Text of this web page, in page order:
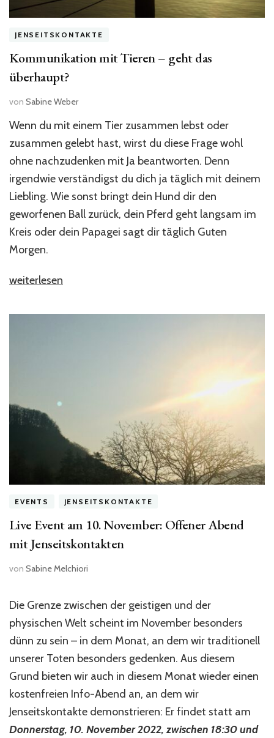
JENSEITSKONTAKTE
Kommunikation mit Tieren – geht das
überhaupt?
von Sabine Weber
Wenn du mit einem Tier zusammen lebst oder
zusammen gelebt hast, wirst du diese Frage wohl
ohne nachzudenken mit Ja beantworten. Denn
irgendwie verständigst du dich ja täglich mit deinem
Liebling. Wie sonst bringt dein Hund dir den
geworfenen Ball zurück, dein Pferd geht langsam im
Kreis oder dein Papagei sagt dir täglich Guten
Morgen.
„Kommunikation
Tieren
weiterlesen
EVENTS JENSEITSKONTAKTE
Live Event am 10. November: Offener Abend
mit Jenseitskontakten
von Sabine Melchiori
Die Grenze zwischen der geistigen und der
physischen Welt scheint im November besonders
dünn zu sein – in dem Monat, an dem wir traditionell
unserer Toten besonders gedenken. Aus diesem
Grund bieten wir auch in diesem Monat wieder einen
kostenfreien Info-Abend an, an dem wir
Jenseitskontakte demonstrieren: Er findet statt am
Donnerstag, 10. November 2022, zwischen 18:30 und